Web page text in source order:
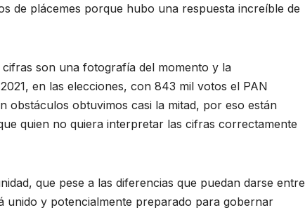
de plácemes porque hubo una respuesta increíble de
son una fotografía del momento y la
en las elecciones, con 843 mil votos el PAN
obstáculos obtuvimos casi la mitad, por eso están
quien no quiera interpretar las cifras correctamente
que pese a las diferencias que puedan darse entre
unido y potencialmente preparado para gobernar